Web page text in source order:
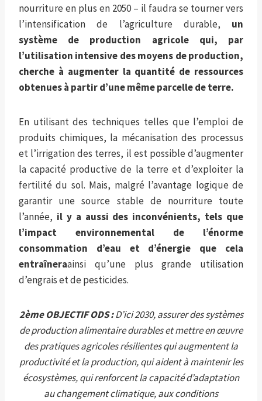
nourriture en plus en 2050 – il faudra se tourner vers
l’intensification de l’agriculture durable, un
système de production agricole qui, par
l’utilisation intensive des moyens de production,
cherche à augmenter la quantité de ressources
obtenues à partir d’une même parcelle de terre.
En utilisant des techniques telles que l’emploi de
produits chimiques, la mécanisation des processus
et l’irrigation des terres, il est possible d’augmenter
la capacité productive de la terre et d’exploiter la
fertilité du sol. Mais, malgré l’avantage logique de
garantir une source stable de nourriture toute
l’année, il y a aussi des inconvénients, tels que
l’impact environnemental de l’énorme
consommation d’eau et d’énergie que cela
entraîneraainsi qu’une plus grande utilisation
d’engrais et de pesticides.
2ème OBJECTIF ODS :D’ici 2030, assurer des systèmes
de production alimentaire durables et mettre en œuvre
des pratiques agricoles résilientes qui augmentent la
productivité et la production, qui aident à maintenir les
écosystèmes, qui renforcent la capacité d’adaptation
au changement climatique, aux conditions